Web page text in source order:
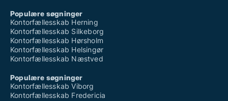
Populære søgninger
Kontorfællesskab Herning
Kontorfællesskab Silkeborg
Kontorfællesskab Hørsholm
Kontorfællesskab Helsingør
Kontorfællesskab Næstved
Populære søgninger
Kontorfællesskab Viborg
Kontorfællesskab Fredericia